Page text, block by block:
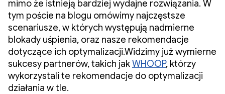
mimo że istnieją bardziej wydajne rozwiązania. W
tym poście na blogu omówimy najczęstsze
scenariusze, w których występują nadmierne
blokady uśpienia, oraz nasze rekomendacje
dotyczące ich optymalizacji.Widzimy już wymierne
sukcesy partnerów, takich jakWHOOP, którzy
wykorzystali te rekomendacje do optymalizacji
działania w tle.